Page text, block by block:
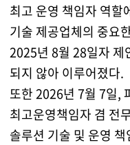
최고 운영 책임자 역할
기술 제공업체의 중요
2025년 8월 28일자 제
되지 않아 이루어졌다.
또한 2026년 7월 7일,
최고운영책임자 겸 전
솔루션 기술 및 운영